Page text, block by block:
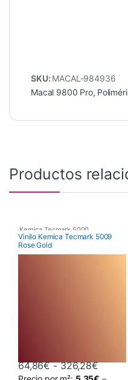
SKU: MACAL-984936
Macal 9800 Pro,
Productos
Kemica Tecmark 5000
Poliméricos
Vinilo Kemica Tecmark 5009
Rose Gold
64,86€ - 326,28€